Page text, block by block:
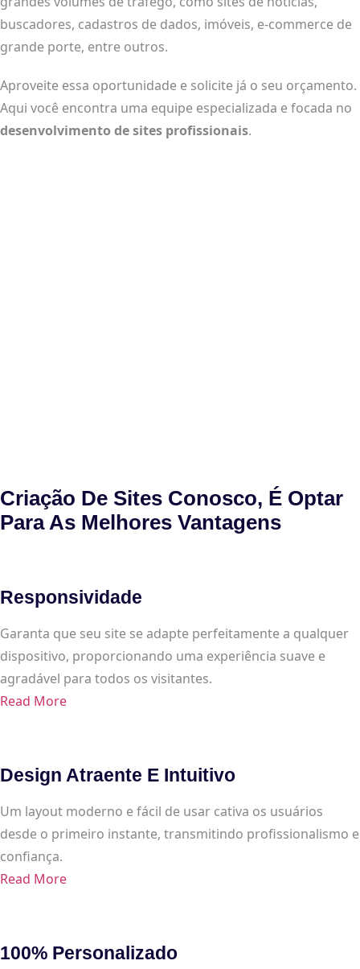
buscadores, cadastros de dados, imóveis, e-commerce de
grande porte, entre outros.
Aproveite essa oportunidade e solicite já o seu orçamento.
Aqui você encontra uma equipe especializada e focada no
desenvolvimento de sites profissionais.
Criação De Sites Conosco, É Optar
Para As Melhores Vantagens
Responsividade
Garanta que seu site se adapte perfeitamente a qualquer
dispositivo, proporcionando uma experiência suave e
agradável para todos os visitantes.
Read More
Design Atraente E Intuitivo
Um layout moderno e fácil de usar cativa os usuários
desde o primeiro instante, transmitindo profissionalismo e
confiança.
Read More
100% Personalizado